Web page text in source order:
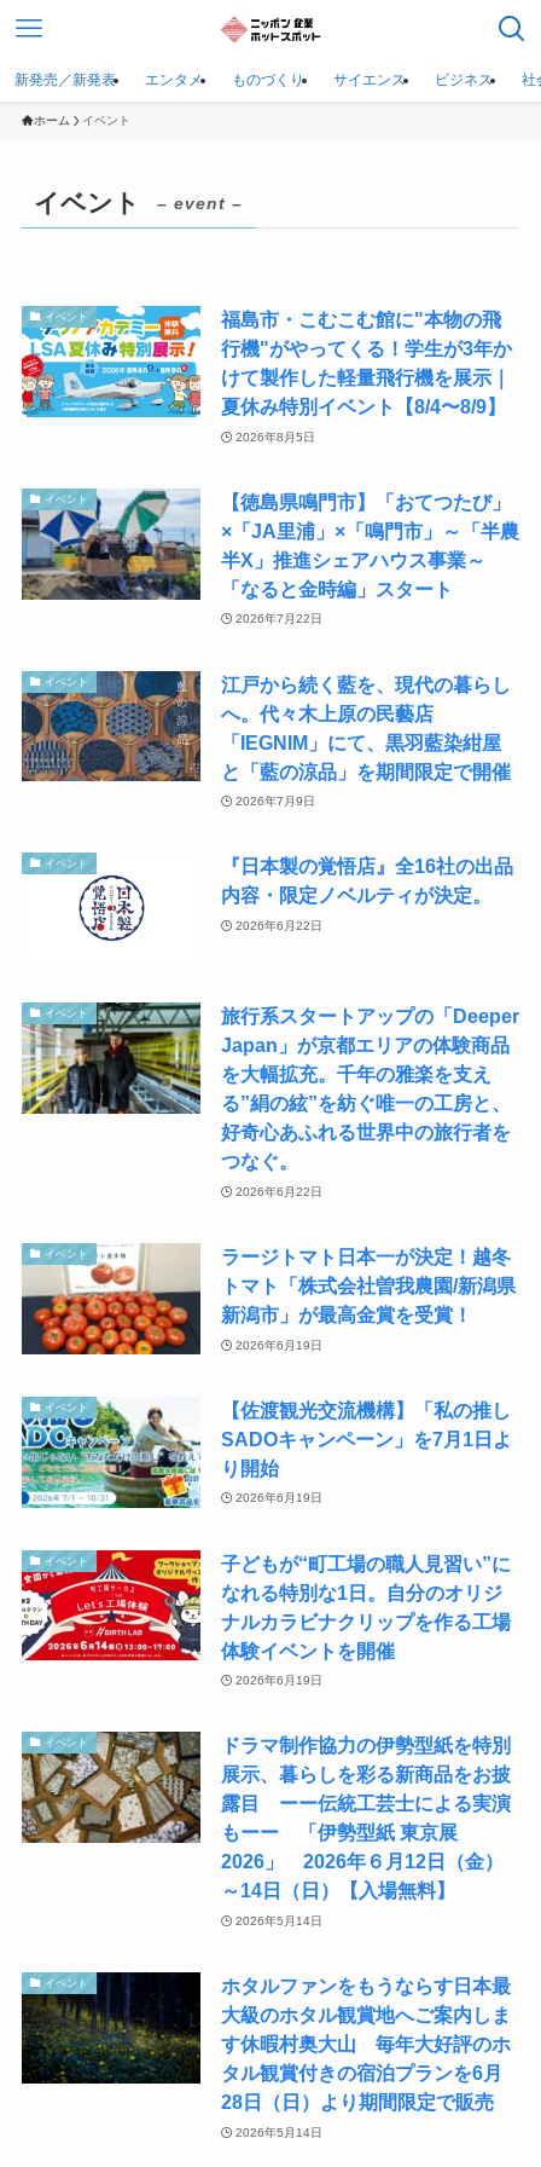
新発売／新発表 エンタメ ものづくり サイエンス ビジネス 社
ホーム イベント
イベント – event –
イベント
福島市・こむこむ館に"本物の飛
行機"がやってくる！学生が3年か
けて製作した軽量飛行機を展示｜
夏休み特別イベント【8/4〜8/9】
2026年8月5日
イベント
【徳島県鳴門市】「おてつたび」
×「JA里浦」×「鳴門市」～「半農
半X」推進シェアハウス事業～
「なると金時編」スタート
2026年7月22日
イベント
江戸から続く藍を、現代の暮らし
へ。代々木上原の民藝店
「IEGNIM」にて、黒羽藍染紺屋
と「藍の涼品」を期間限定で開催
2026年7月9日
イベント
『日本製の覚悟店』全16社の出品
内容・限定ノベルティが決定。
2026年6月22日
イベント
旅行系スタートアップの「Deeper
Japan」が京都エリアの体験商品
を大幅拡充。千年の雅楽を支え
る”絹の絃”を紡ぐ唯一の工房と、
好奇心あふれる世界中の旅行者を
つなぐ。
2026年6月22日
イベント
ラージトマト日本一が決定！越冬
トマト「株式会社曽我農園/新潟県
新潟市」が最高金賞を受賞！
2026年6月19日
イベント
【佐渡観光交流機構】「私の推し
SADOキャンペーン」を7月1日よ
り開始
2026年6月19日
イベント
子どもが“町工場の職人見習い”に
なれる特別な1日。自分のオリジ
ナルカラビナクリップを作る工場
体験イベントを開催
2026年6月19日
イベント
ドラマ制作協力の伊勢型紙を特別
展示、暮らしを彩る新商品をお披
露目 ーー伝統工芸士による実演
もーー 「伊勢型紙 東京展
2026」 2026年６月12日（金）
～14日（日）【入場無料】
2026年5月14日
イベント
ホタルファンをもうならす日本最
大級のホタル観賞地へご案内しま
す休暇村奥大山 毎年大好評のホ
タル観賞付きの宿泊プランを6月
28日（日）より期間限定で販売
2026年5月14日